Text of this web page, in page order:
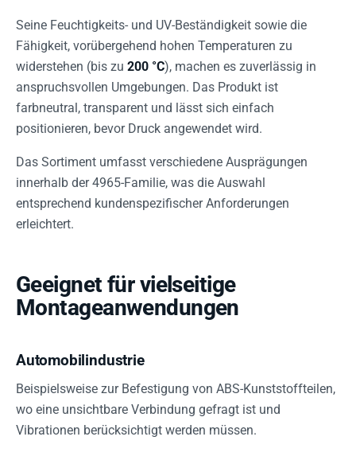
Seine Feuchtigkeits- und UV-Beständigkeit sowie die
Fähigkeit, vorübergehend hohen Temperaturen zu
widerstehen (bis zu 200 °C), machen es zuverlässig in
anspruchsvollen Umgebungen. Das Produkt ist
farbneutral, transparent und lässt sich einfach
positionieren, bevor Druck angewendet wird.
Das Sortiment umfasst verschiedene Ausprägungen
innerhalb der 4965-Familie, was die Auswahl
entsprechend kundenspezifischer Anforderungen
erleichtert.
Geeignet für vielseitige
Montageanwendungen
Automobilindustrie
Beispielsweise zur Befestigung von ABS-Kunststoffteilen,
wo eine unsichtbare Verbindung gefragt ist und
Vibrationen berücksichtigt werden müssen.